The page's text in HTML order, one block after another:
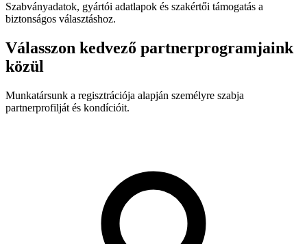
Szabványadatok, gyártói adatlapok és szakértői támogatás a
biztonságos választáshoz.
Válasszon kedvező partnerprogramjaink
közül
Munkatársunk a regisztrációja alapján személyre szabja
partnerprofilját és kondícióit.